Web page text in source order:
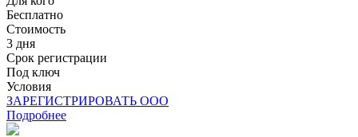
Бесплатно
Стоимость
3 дня
Срок регистрации
Под ключ
Условия
ЗАРЕГИСТРИРОВАТЬ ООО
Подробнее